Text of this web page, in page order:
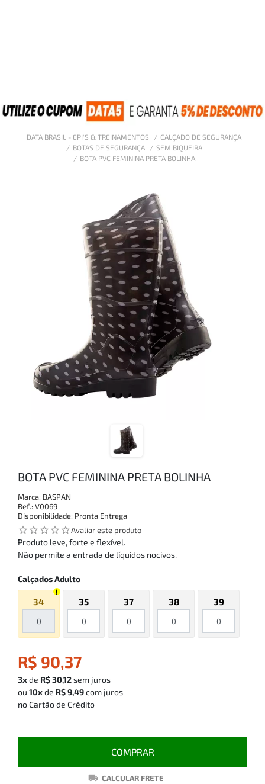
DATA BRASIL - EPI'S & TREINAMENTOS
CALÇADO DE SEGURANÇA
BOTAS DE SEGURANÇA
SEM BIQUEIRA
BOTA PVC FEMININA PRETA BOLINHA
BOTA PVC FEMININA PRETA BOLINHA
Marca: BASPAN
Ref.: V0069
Disponibilidade: Pronta Entrega
star_outline star_outline star_outline star_outline star_outlineAvaliar este produto
Produto leve, forte e flexível.
Não permite a entrada de líquidos nocivos.
Calçados Adulto
34 35 37 38 39
R$ 90,37
3xde R$ 30,12sem juros
ou 10xde R$ 9,49com juros
no Cartão de Crédito
COMPRAR
CALCULAR FRETE